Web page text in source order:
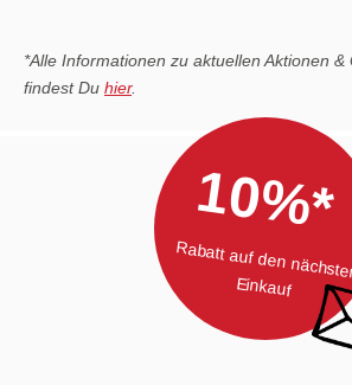
*Alle Informationen zu aktuellen Aktionen &
findest Du hier.
10%*
Rabatt auf den
Einkauf